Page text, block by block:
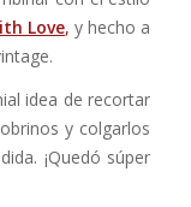
Love, y hecho a
idea de recortar
y colgarlos
¡Quedó súper